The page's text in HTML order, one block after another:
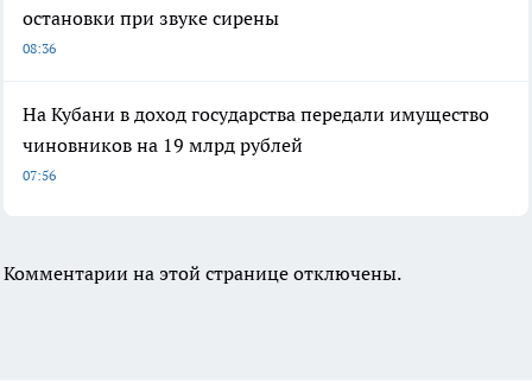
остановки при звуке сирены
08:36
На Кубани в доход государства передали имущество
чиновников на 19 млрд рублей
07:56
Комментарии на этой странице отключены.